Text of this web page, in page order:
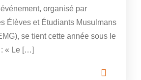
organisé par
Élèves et Étudiants Musulmans
se tient cette année sous le
« Le […]